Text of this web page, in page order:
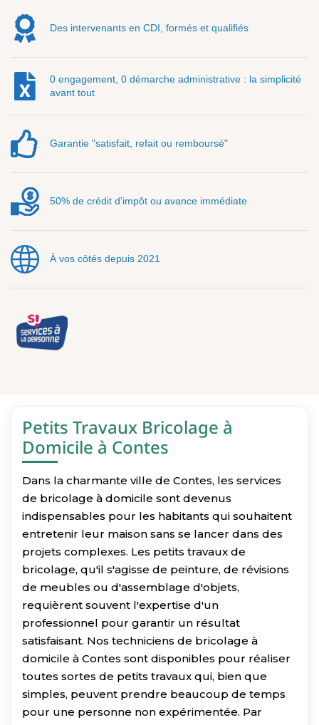
Des intervenants en CDI, formés et qualifiés
0 engagement, 0 démarche administrative : la simplicité
avant tout
Garantie "satisfait, refait ou remboursé"
50% de crédit d'impôt ou avance immédiate
À vos côtés depuis 2021
Petits Travaux Bricolage à
Domicile à Contes
Dans la charmante ville de Contes, les services
de bricolage à domicile sont devenus
indispensables pour les habitants qui souhaitent
entretenir leur maison sans se lancer dans des
projets complexes. Les petits travaux de
bricolage, qu'il s'agisse de peinture, de révisions
de meubles ou d'assemblage d'objets,
requièrent souvent l'expertise d'un
professionnel pour garantir un résultat
satisfaisant. Nos techniciens de bricolage à
domicile à Contes sont disponibles pour réaliser
toutes sortes de petits travaux qui, bien que
simples, peuvent prendre beaucoup de temps
pour une personne non expérimentée. Par